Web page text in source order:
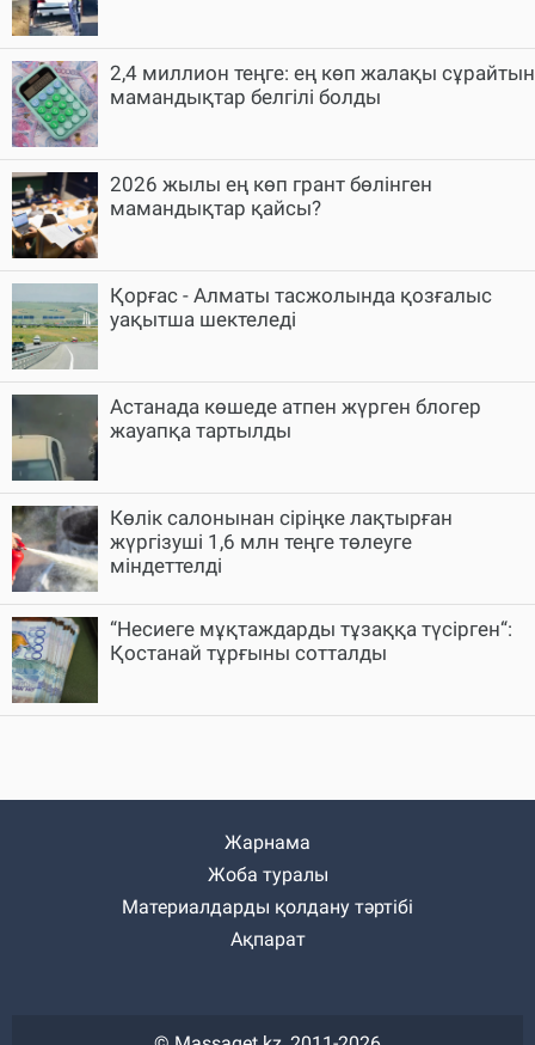
2,4 миллион теңге: ең көп жалақы сұрайтын
мамандықтар белгілі болды
2026 жылы ең көп грант бөлінген
мамандықтар қайсы?
Қорғас - Алматы тасжолында қозғалыс
уақытша шектеледі
Астанада көшеде атпен жүрген блогер
жауапқа тартылды
Көлік салонынан сіріңке лақтырған
жүргізуші 1,6 млн теңге төлеуге
міндеттелді
“Несиеге мұқтаждарды тұзаққа түсірген“:
Қостанай тұрғыны сотталды
Жарнама
Жоба туралы
Материалдарды қолдану тәртібі
Ақпарат